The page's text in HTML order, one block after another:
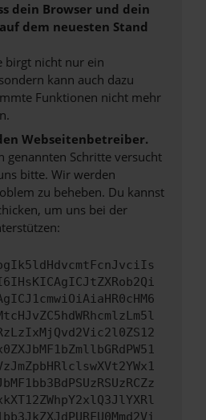
dein Browser und dein
dem neuesten Stand
birgt nicht nur ein
kann auch dazu
Funktionen nicht mehr
Webseitenbetreiber.
genannten Schritte versucht
bitte. Wir werden
zu beheben. Du kannst
um uns bei der